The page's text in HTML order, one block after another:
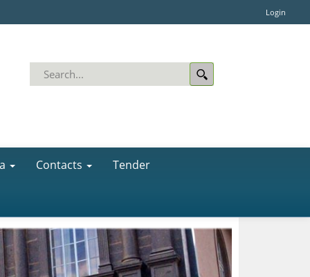
Login
Contacts Tender